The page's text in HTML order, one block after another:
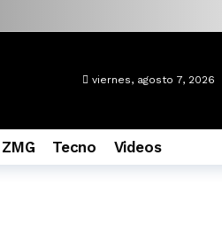
viernes, agosto 7, 2026
Tecno Videos